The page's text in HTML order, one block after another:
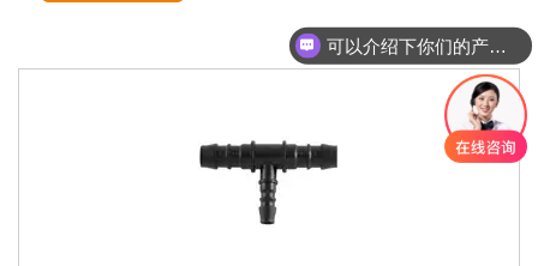
可以介绍下你们的产品么